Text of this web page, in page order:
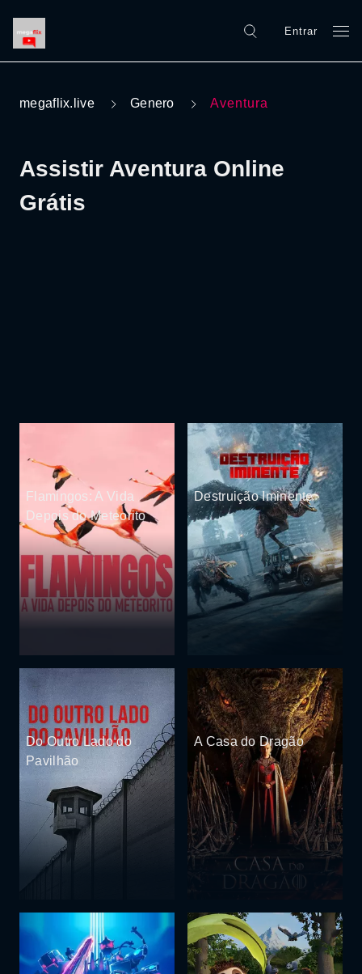
Entrar
megaflix.live Genero Aventura
Assistir Aventura Online
Grátis
Flamingos: A Vida
Depois do Meteorito
Destruição Iminente
Do Outro Lado do
Pavilhão
A Casa do Dragão